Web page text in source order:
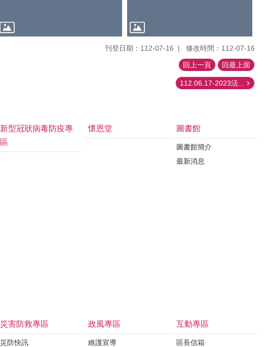
刊登日期：112-07-16 修改時間：112-07-16
回上一頁 回最上面
112.06.17-2023活...
新型冠狀病毒防疫專
區
懷恩堂 圖書館
圖書館簡介
最新消息
災害防救專區
災防快訊
政風專區
維護宣導
互動專區
區長信箱